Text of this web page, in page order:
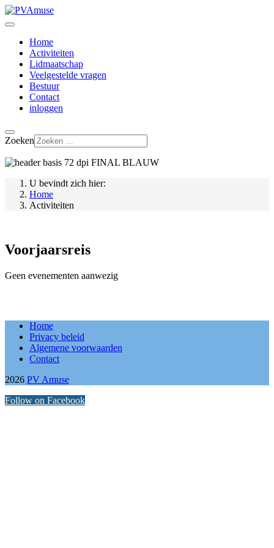
Home
Activiteiten
Lidmaatschap
Veelgestelde vragen
Bestuur
Contact
inloggen
Zoeken
U bevindt zich hier:
Home
Activiteiten
Voorjaarsreis
Geen evenementen aanwezig
Home
Privacy beleid
Algemene voorwaarden
Contact
2026 PV Amuse
Follow on Facebook